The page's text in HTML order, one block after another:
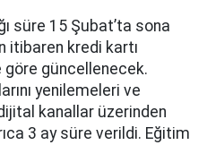
süre 15 Şubat’ta sona
itibaren kredi kartı
göre güncellenecek.
yenilemeleri ve
kanallar üzerinden
3 ay süre verildi. Eğitim